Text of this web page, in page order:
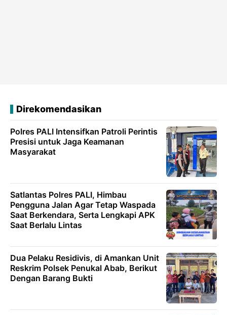
Direkomendasikan
Polres PALI Intensifkan Patroli Perintis
Presisi untuk Jaga Keamanan
Masyarakat
Satlantas Polres PALI, Himbau
Pengguna Jalan Agar Tetap Waspada
Saat Berkendara, Serta Lengkapi APK
Saat Berlalu Lintas
Dua Pelaku Residivis, di Amankan Unit
Reskrim Polsek Penukal Abab, Berikut
Dengan Barang Bukti